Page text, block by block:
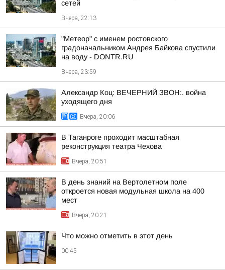
сетей
Вчера, 22:13
"Метеор" с именем ростовского
градоначальником Андрея Байкова спустили
на воду - DONTR.RU
Вчера, 23:59
Александр Коц: ВЕЧЕРНИЙ ЗВОН:. война
уходящего дня
Вчера, 20:06
В Таганроге проходит масштабная
реконструкция театра Чехова
Вчера, 20:51
В день знаний на Вертолетном поле
откроется новая модульная школа на 400
мест
Вчера, 20:21
Что можно отметить в этот день
00:45